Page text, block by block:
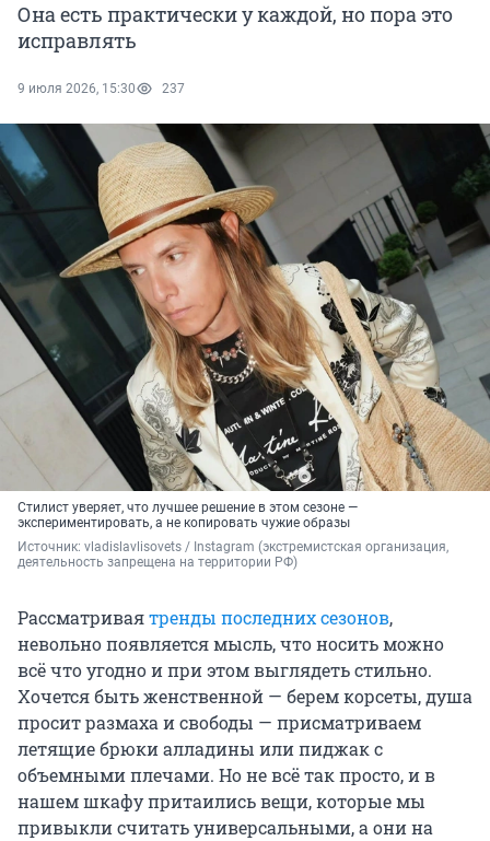
Она есть практически у каждой, но пора это
исправлять
9 июля 2026, 15:30 237
Стилист уверяет, что лучшее решение в этом сезоне —
экспериментировать, а не копировать чужие образы
Источник: vladislavlisovets / Instagram (экстремистская организация,
деятельность запрещена на территории РФ)
Рассматриваятренды последних сезонов,
невольно появляется мысль, что носить можно
всё что угодно и при этом выглядеть стильно.
Хочется быть женственной — берем корсеты, душа
просит размаха и свободы — присматриваем
летящие брюки алладины или пиджак с
объемными плечами. Но не всё так просто, и в
нашем шкафу притаились вещи, которые мы
привыкли считать универсальными, а они на